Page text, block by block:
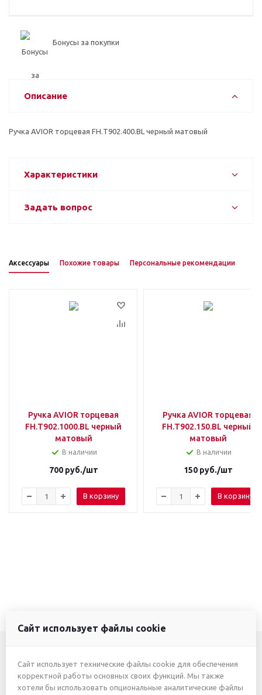
Бонусы за покупки
Описание
Ручка AVIOR торцевая FH.Т902.400.BL черный матовый
Характеристики
Задать вопрос
Аксессуары Похожие товары Персональные рекомендации
Ручка AVIOR торцевая
FH.Т902.1000.BL черный
матовый
В наличии
700руб./шт
В корзину
Ручка AVIOR торцевая
FH.Т902.150.BL черный
матовый
В наличии
150руб./шт
В корзину
+7 (3412) 46-7777
Сайт использует файлы cookie
Сайт использует технические файлы cookie для обеспечения
корректной работы основных своих функций. Мы также
хотели бы использовать опциональные аналитические файлы